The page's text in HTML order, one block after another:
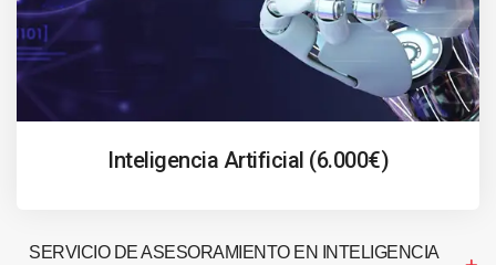
Inteligencia Artificial (6.000€)
SERVICIO DE ASESORAMIENTO EN INTELIGENCIA